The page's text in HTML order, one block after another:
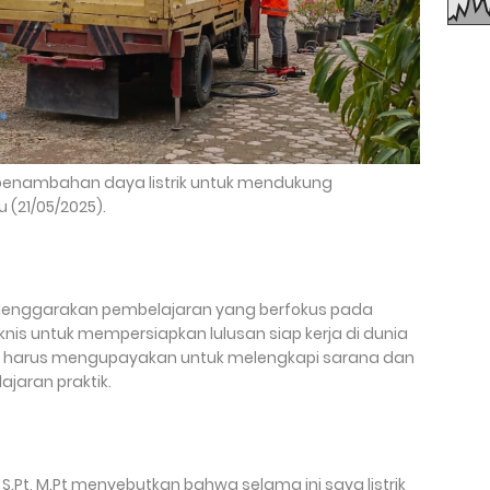
daya listrik untuk mendukung
(21/05/2025).
pembelajaran yang berfokus pada
untuk mempersiapkan lulusan siap kerja di dunia
mengupayakan untuk melengkapi sarana dan
praktik.
S.Pt, M.Pt menyebutkan bahwa selama ini saya listrik